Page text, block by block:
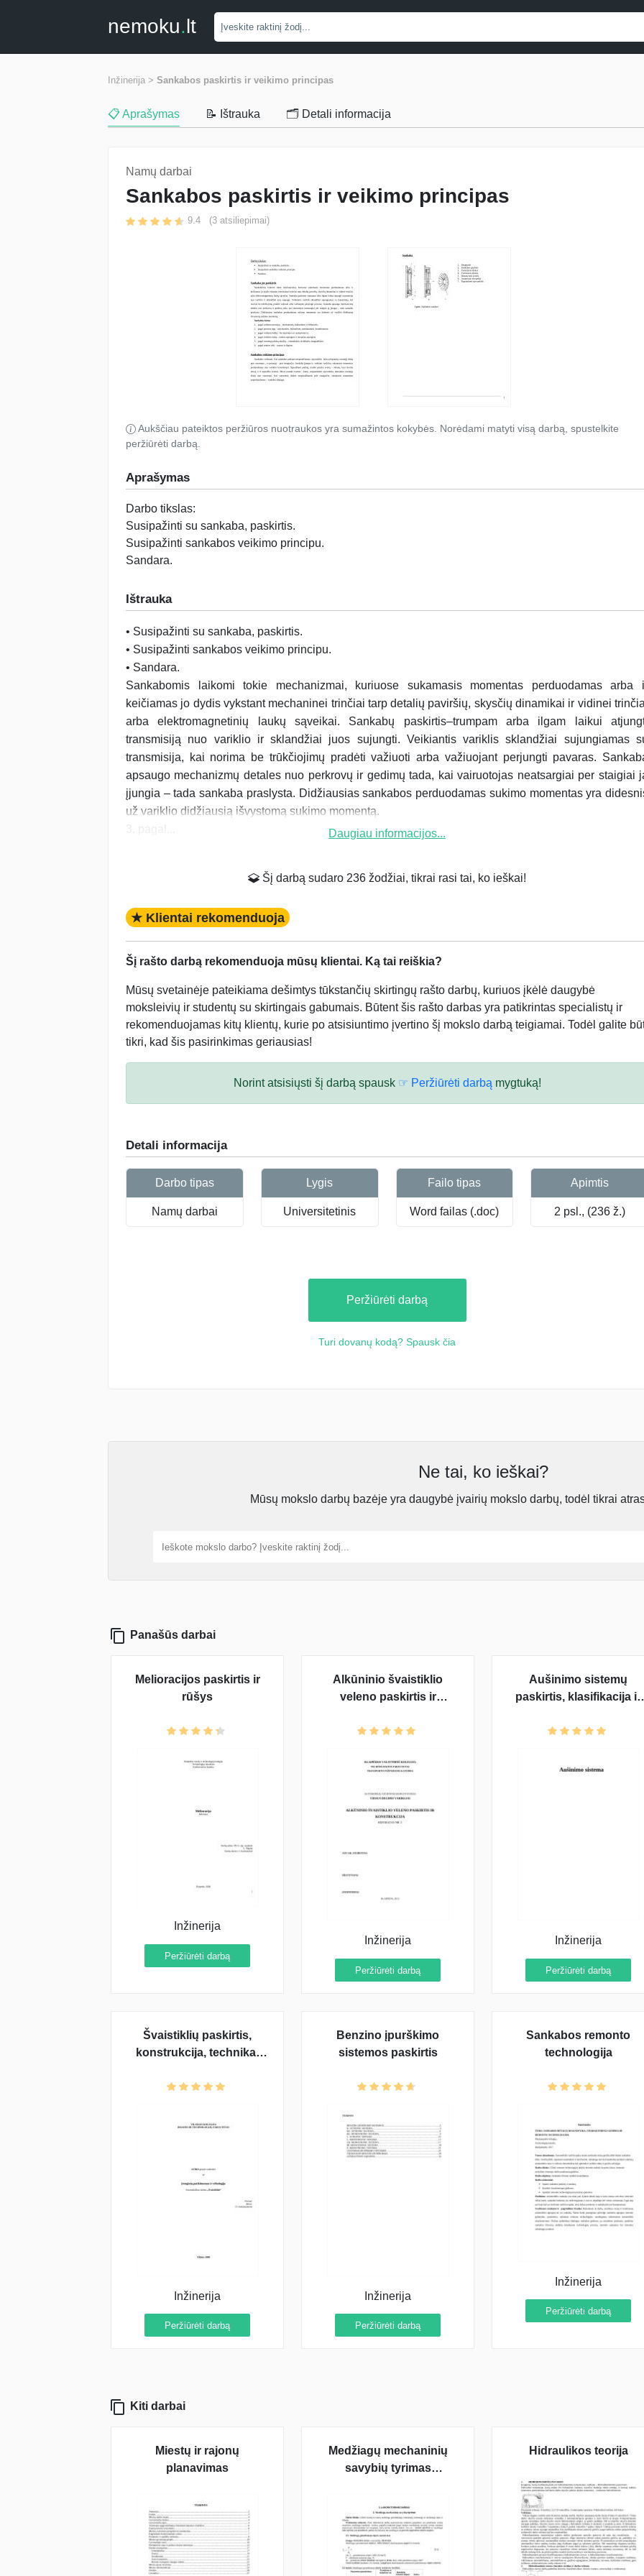
nemoku.lt
Inžinerija > Sankabos paskirtis ir veikimo principas
📋 Aprašymas 📝 Ištrauka 🗂️ Detali informacija
Namų darbai
Sankabos paskirtis ir veikimo principas
9.4 (3 atsiliepimai)
Aukščiau pateiktos peržiūros nuotraukos yra sumažintos kokybės. Norėdami matyti visą darbą, spustelkite
peržiūrėti darbą.
Aprašymas
Darbo tikslas:
Susipažinti su sankaba, paskirtis.
Susipažinti sankabos veikimo principu.
Sandara.
Ištrauka
• Susipažinti su sankaba, paskirtis.
• Susipažinti sankabos veikimo principu.
• Sandara.
Sankabomis laikomi tokie mechanizmai, kuriuose sukamasis momentas perduodamas arba
keičiamas jo dydis vykstant mechaninei trinčiai tarp detalių paviršių, skysčių dinamikai ir vidinei
arba elektromagnetinių laukų sąveikai. Sankabų paskirtis–trumpam arba ilgam laikui
transmisiją nuo variklio ir sklandžiai juos sujungti. Veikiantis variklis sklandžiai sujungiamas
transmisija, kai norima be trūkčiojimų pradėti važiuoti arba važiuojant perjungti pavaras.
apsaugo mechanizmų detales nuo perkrovų ir gedimų tada, kai vairuotojas neatsargiai per staigiai
įjungia – tada sankaba praslysta. Didžiausias sankabos perduodamas sukimo momentas yra
už variklio didžiausią išvystomą sukimo momentą.
Daugiau informacijos...
Šį darbą sudaro 236 žodžiai, tikrai rasi tai, ko ieškai!
★ Klientai rekomenduoja
Šį rašto darbą rekomenduoja mūsų klientai. Ką tai reiškia?
Mūsų svetainėje pateikiama dešimtys tūkstančių skirtingų rašto darbų, kuriuos įkėlė daugybė
moksleivių ir studentų su skirtingais gabumais. Būtent šis rašto darbas yra patikrintas specialistų ir
rekomenduojamas kitų klientų, kurie po atsisiuntimo įvertino šį mokslo darbą teigiamai. Todėl galite
tikri, kad šis pasirinkimas geriausias!
Norint atsisiųsti šį darbą spausk ☞ Peržiūrėti darbą mygtuką!
Detali informacija
Darbo tipas
Namų darbai
Lygis
Universitetinis
Failo tipas
Word failas (.doc)
Apimtis
2 psl., (236 ž.)
Peržiūrėti darbą
Turi dovanų kodą? Spausk čia
Ne tai, ko ieškai?
Mūsų mokslo darbų bazėje yra daugybė įvairių mokslo darbų, todėl tikrai
Panašūs darbai
Melioracijos paskirtis ir
rūšys
Inžinerija
Peržiūrėti darbą
Alkūninio švaistiklio
veleno paskirtis ir
Inžinerija
Peržiūrėti darbą
Aušinimo sistemų
paskirtis, klasifikacija ir
Inžinerija
Peržiūrėti darbą
Švaistiklių paskirtis,
konstrukcija, technika,
pavyzdžiai
Inžinerija
Peržiūrėti darbą
Benzino įpurškimo
sistemos paskirtis
Inžinerija
Peržiūrėti darbą
Sankabos remonto
technologija
Inžinerija
Peržiūrėti darbą
Kiti darbai
Miestų ir rajonų
planavimas
Medžiagų mechaninių
savybių tyrimas
Hidraulikos teorija